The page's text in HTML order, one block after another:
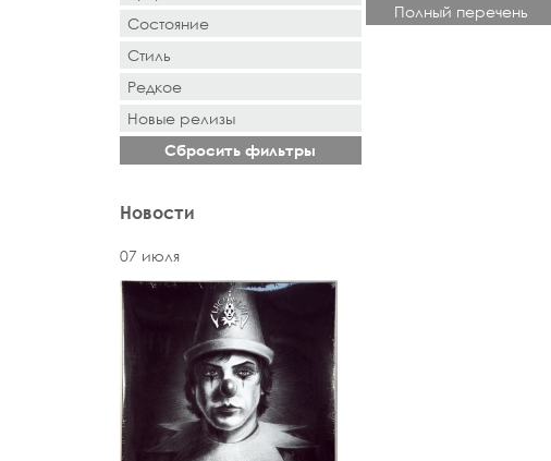
Состояние
Стиль
Редкое
Новыe рeлизы
Сбросить фильтры
Новости
07 июля
Полный перечень